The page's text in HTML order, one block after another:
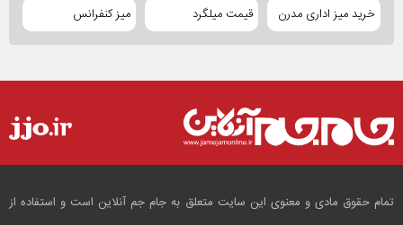
خرید میز اداری مدرن قیمت میلگرد میز کنفرانس
تمام حقوق مادی و معنوی این سایت متعلق به جام جم آنلاین است و استفاده از